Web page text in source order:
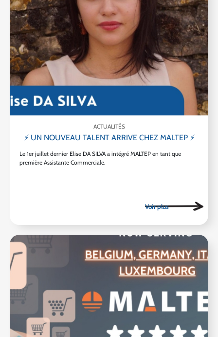
ACTUALITÉS
⚡ UN NOUVEAU TALENT ARRIVE CHEZ MALTEP ⚡
Le 1er juillet dernier Elise DA SILVA a intégré MALTEP en tant que
première Assistante Commerciale.